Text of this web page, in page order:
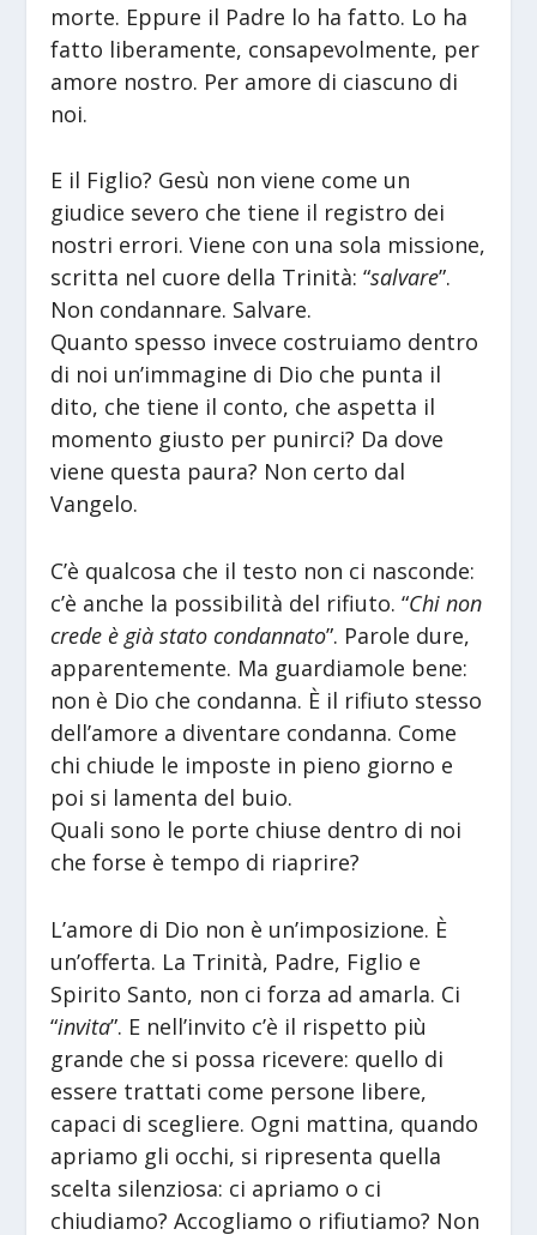
morte. Eppure il Padre lo ha fatto. Lo ha
fatto liberamente, consapevolmente, per
amore nostro. Per amore di ciascuno di
noi.
E il Figlio? Gesù non viene come un
giudice severo che tiene il registro dei
nostri errori. Viene con una sola missione,
scritta nel cuore della Trinità: “salvare”.
Non condannare. Salvare.
Quanto spesso invece costruiamo dentro
di noi un’immagine di Dio che punta il
dito, che tiene il conto, che aspetta il
momento giusto per punirci? Da dove
viene questa paura? Non certo dal
Vangelo.
C’è qualcosa che il testo non ci nasconde:
c’è anche la possibilità del rifiuto. “Chi non
crede è già stato condannato”. Parole dure,
apparentemente. Ma guardiamole bene:
non è Dio che condanna. È il rifiuto stesso
dell’amore a diventare condanna. Come
chi chiude le imposte in pieno giorno e
poi si lamenta del buio.
Quali sono le porte chiuse dentro di noi
che forse è tempo di riaprire?
L’amore di Dio non è un’imposizione. È
un’offerta. La Trinità, Padre, Figlio e
Spirito Santo, non ci forza ad amarla. Ci
“invita”. E nell’invito c’è il rispetto più
grande che si possa ricevere: quello di
essere trattati come persone libere,
capaci di scegliere. Ogni mattina, quando
apriamo gli occhi, si ripresenta quella
scelta silenziosa: ci apriamo o ci
chiudiamo? Accogliamo o rifiutiamo? Non